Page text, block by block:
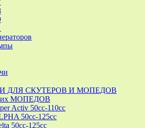
ДЛЯ СКУТЕРОВ И МОПЕДОВ
МОПЕДОВ
Activ 50cc-110cc
50cc-125cc
50cc-125cc